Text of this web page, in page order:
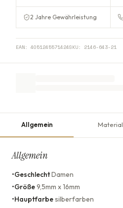
2 Jahre Gewährleistung
EAN: 4051245571424SKU: 2146-643-21
Allgemein Material
Allgemein
•GeschlechtDamen
•Größe9,5mm x 16mm
•Hauptfarbesilberfarben